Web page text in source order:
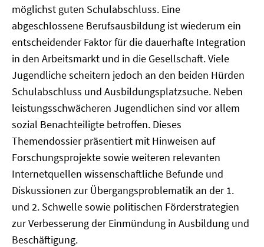
möglichst guten Schulabschluss. Eine
abgeschlossene Berufsausbildung ist wiederum ein
entscheidender Faktor für die dauerhafte Integration
in den Arbeitsmarkt und in die Gesellschaft. Viele
Jugendliche scheitern jedoch an den beiden Hürden
Schulabschluss und Ausbildungsplatzsuche. Neben
leistungsschwächeren Jugendlichen sind vor allem
sozial Benachteiligte betroffen. Dieses
Themendossier präsentiert mit Hinweisen auf
Forschungsprojekte sowie weiteren relevanten
Internetquellen wissenschaftliche Befunde und
Diskussionen zur Übergangsproblematik an der 1.
und 2. Schwelle sowie politischen Förderstrategien
zur Verbesserung der Einmündung in Ausbildung und
Beschäftigung.